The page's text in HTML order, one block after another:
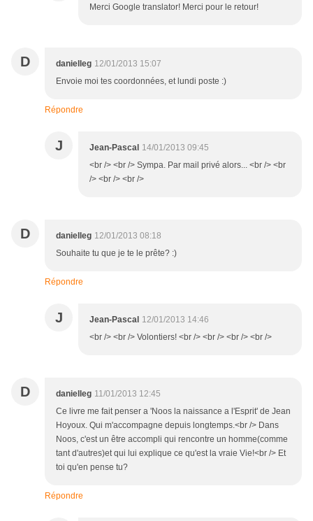
Merci Google translator! Merci pour le retour!
D danielleg 12/01/2013 15:07
Envoie moi tes coordonnées, et lundi poste :)
Répondre
J Jean-Pascal 14/01/2013 09:45
<br /> <br /> Sympa. Par mail privé alors... <br /> <br
/> <br /> <br />
D danielleg 12/01/2013 08:18
Souhaite tu que je te le prête? :)
Répondre
J Jean-Pascal 12/01/2013 14:46
<br /> <br /> Volontiers! <br /> <br /> <br /> <br />
D danielleg 11/01/2013 12:45
Ce livre me fait penser a 'Noos la naissance a l'Esprit' de Jean
Hoyoux. Qui m'accompagne depuis longtemps.<br /> Dans
Noos, c'est un être accompli qui rencontre un homme(comme
tant d'autres)et qui lui explique ce qu'est la vraie Vie!<br /> Et
toi qu'en pense tu?
Répondre